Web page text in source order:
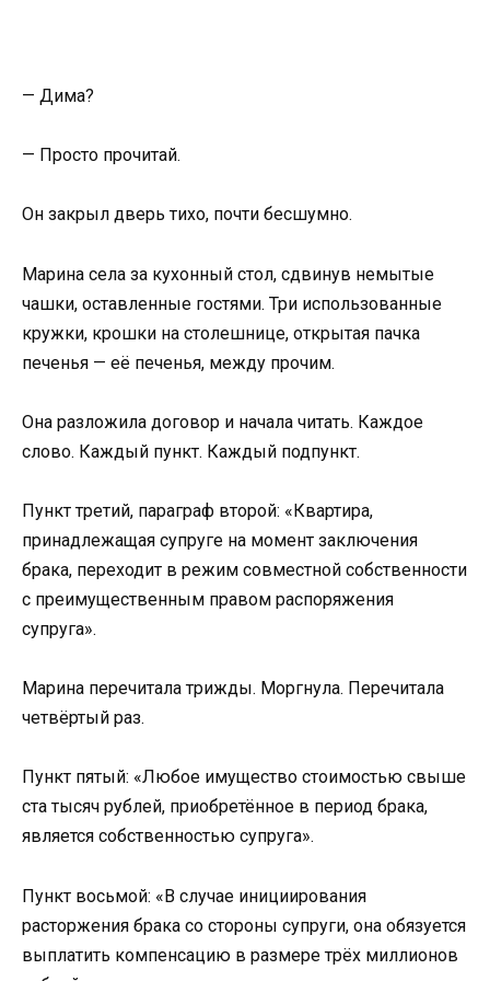
— Дима?
— Просто прочитай.
Он закрыл дверь тихо, почти бесшумно.
Марина села за кухонный стол, сдвинув немытые
чашки, оставленные гостями. Три использованные
кружки, крошки на столешнице, открытая пачка
печенья — её печенья, между прочим.
Она разложила договор и начала читать. Каждое
слово. Каждый пункт. Каждый подпункт.
Пункт третий, параграф второй: «Квартира,
принадлежащая супруге на момент заключения
брака, переходит в режим совместной собственности
с преимущественным правом распоряжения
супруга».
Марина перечитала трижды. Моргнула. Перечитала
четвёртый раз.
Пункт пятый: «Любое имущество стоимостью свыше
ста тысяч рублей, приобретённое в период брака,
является собственностью супруга».
Пункт восьмой: «В случае инициирования
расторжения брака со стороны супруги, она обязуется
выплатить компенсацию в размере трёх миллионов